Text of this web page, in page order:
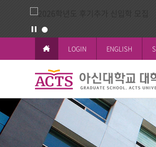
LOGIN ENGLISH
뮤
니
티